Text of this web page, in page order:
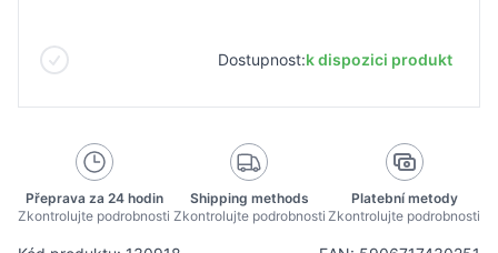
Dostupnost:k dispozici produkt
Přeprava za 24 hodin
Zkontrolujte podrobnosti
Shipping methods
Zkontrolujte podrobnosti
Platební metody
Zkontrolujte podrobnosti